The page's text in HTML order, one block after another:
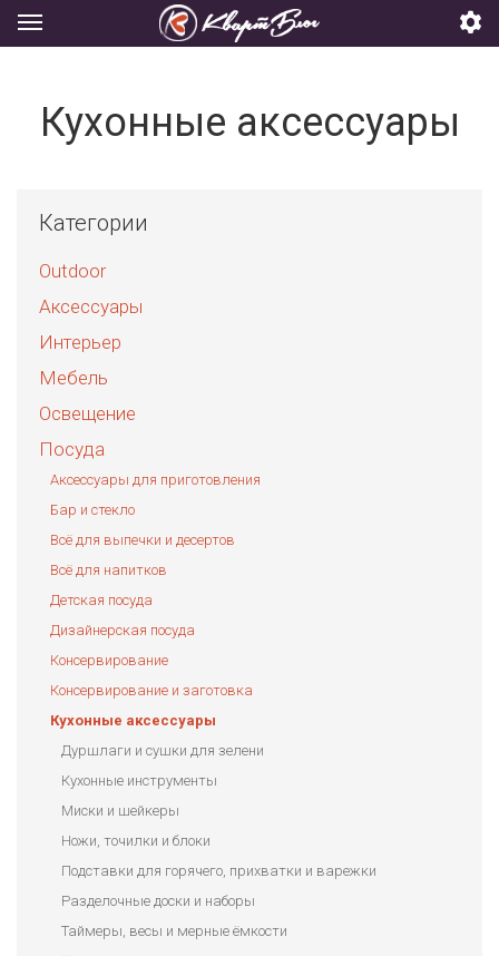
Кухонные аксессуары
Категории
Outdoor
Аксессуары
Интерьер
Мебель
Освещение
Посуда
Аксессуары для приготовления
Бар и стекло
Всё для выпечки и десертов
Всё для напитков
Детская посуда
Дизайнерская посуда
Консервирование
Консервирование и заготовка
Кухонные аксессуары
Дуршлаги и сушки для зелени
Кухонные инструменты
Миски и шейкеры
Ножи, точилки и блоки
Подставки для горячего, прихватки и варежки
Разделочные доски и наборы
Таймеры, весы и мерные ёмкости